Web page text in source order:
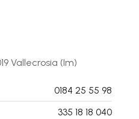
Vallecrosia (Im)
0184 25 55 98
335 18 18 040